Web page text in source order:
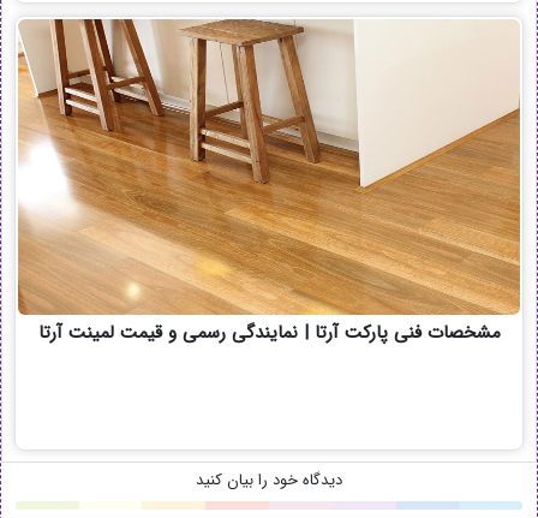
مشخصات فنی پارکت آرتا | نمایندگی رسمی و قیمت لمینت آرتا
دیدگاه خود را بیان کنید